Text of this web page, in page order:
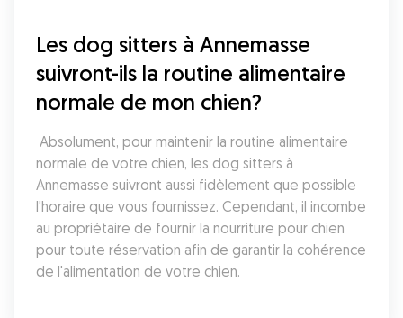
Les dog sitters à Annemasse
suivront-ils la routine alimentaire
normale de mon chien?
normale de votre chien, les dog sitters à
Annemasse suivront aussi fidèlement que possible
l'horaire que vous fournissez. Cependant, il incombe
au propriétaire de fournir la nourriture pour chien
pour toute réservation afin de garantir la cohérence
de l'alimentation de votre chien.